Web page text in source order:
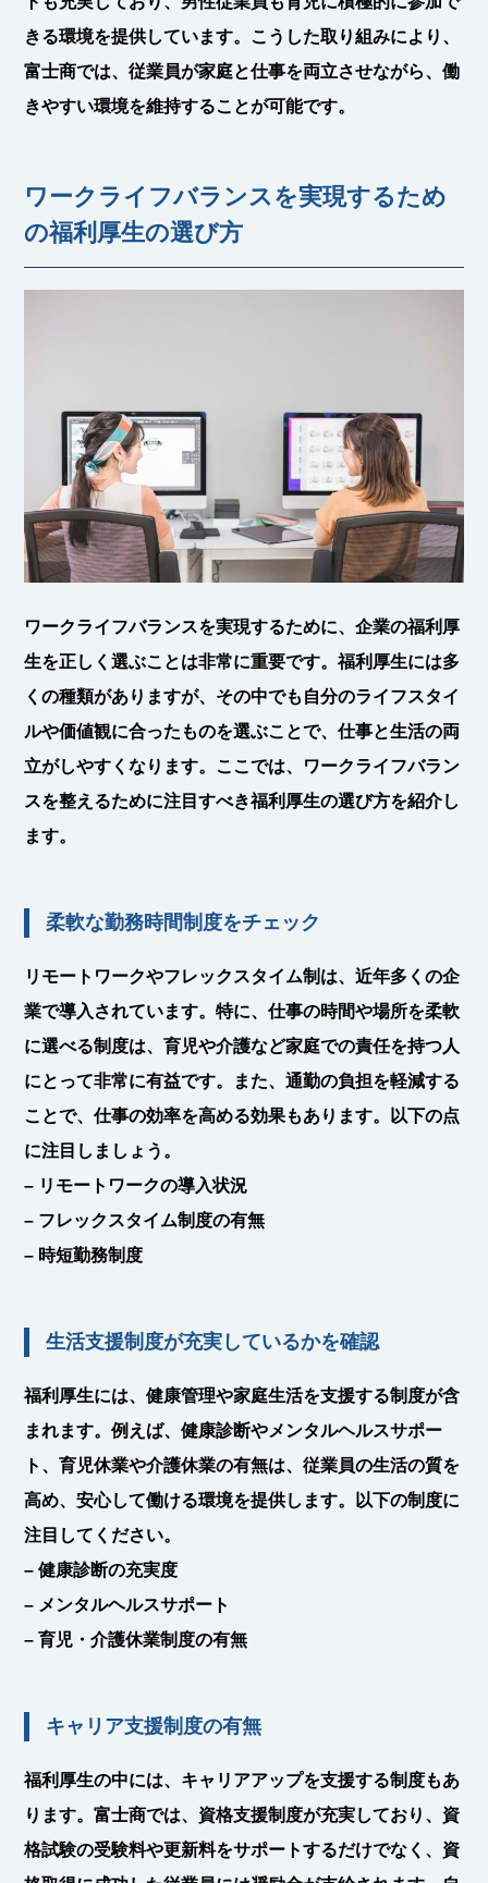
きる環境を提供しています。こうした取り組みにより、
富士商では、従業員が家庭と仕事を両立させながら、働
きやすい環境を維持することが可能です。
ワークライフバランスを実現するため
の福利厚生の選び方
ワークライフバランスを実現するために、企業の福利厚
生を正しく選ぶことは非常に重要です。福利厚生には多
くの種類がありますが、その中でも自分のライフスタイ
ルや価値観に合ったものを選ぶことで、仕事と生活の両
立がしやすくなります。ここでは、ワークライフバラン
スを整えるために注目すべき福利厚生の選び方を紹介し
ます。
柔軟な勤務時間制度をチェック
リモートワークやフレックスタイム制は、近年多くの企
業で導入されています。特に、仕事の時間や場所を柔軟
に選べる制度は、育児や介護など家庭での責任を持つ人
にとって非常に有益です。また、通勤の負担を軽減する
ことで、仕事の効率を高める効果もあります。以下の点
に注目しましょう。
– リモートワークの導入状況
– フレックスタイム制度の有無
– 時短勤務制度
生活支援制度が充実しているかを確認
福利厚生には、健康管理や家庭生活を支援する制度が含
まれます。例えば、健康診断やメンタルヘルスサポー
ト、育児休業や介護休業の有無は、従業員の生活の質を
高め、安心して働ける環境を提供します。以下の制度に
注目してください。
– 健康診断の充実度
– メンタルヘルスサポート
– 育児・介護休業制度の有無
キャリア支援制度の有無
福利厚生の中には、キャリアアップを支援する制度もあ
ります。富士商では、 資格支援制度が充実しており、資
格試験の受験料や更新料をサポートするだけでなく、資